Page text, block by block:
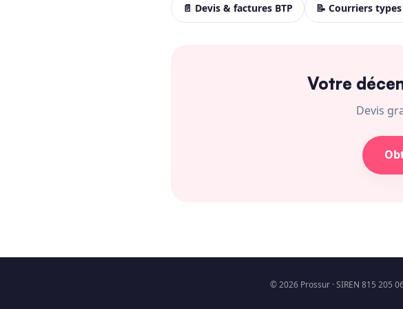
📄 Devis & factures BTP 📝 Courriers types
Votre
Devis
© 2026 Prossur · SIREN 815 205